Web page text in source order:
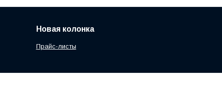
Новая колонка
Прайс-листы